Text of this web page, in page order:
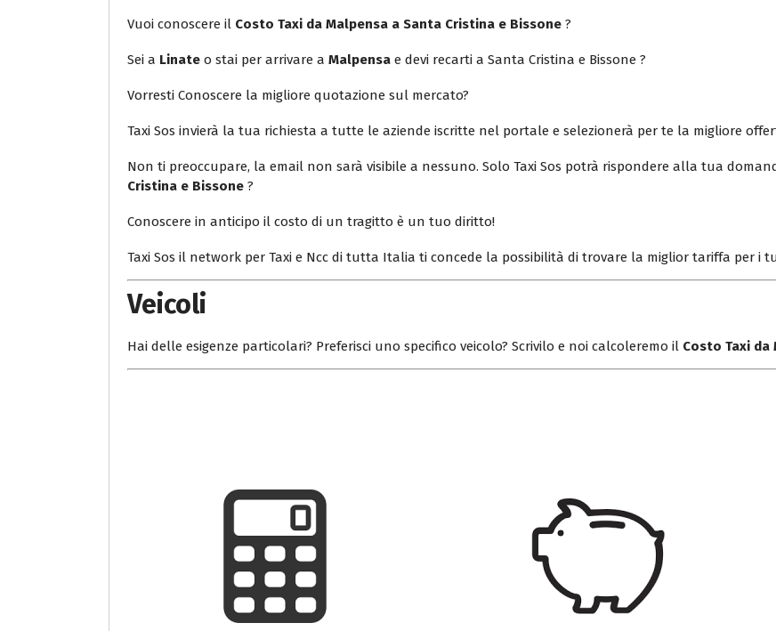
Vuoi conoscere il Costo Taxi da Malpensa a Santa Cristina e Bissone ?
Sei a Linate o stai per arrivare a Malpensa e devi recarti a Santa Cristina e Bissone ?
Vorresti Conoscere la migliore quotazione sul mercato?
Taxi Sos invierà la tua richiesta a tutte le aziende iscritte nel portale e selezionerà per te la migliore
Non ti preoccupare, la email non sarà visibile a nessuno. Solo Taxi Sos potrà rispondere alla tua
Cristina e Bissone ?
Conoscere in anticipo il costo di un tragitto è un tuo diritto!
Taxi Sos il network per Taxi e Ncc di tutta Italia ti concede la possibilità di trovare la miglior tariffa per i
Veicoli
Hai delle esigenze particolari? Preferisci uno specifico veicolo? Scrivilo e noi calcoleremo il Costo Taxi da